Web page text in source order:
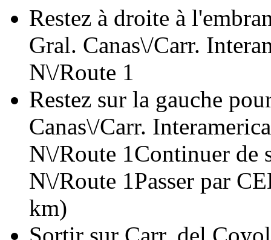
Restez à droite à
Gral. Canas\/Carr.
N\/Route 1
Restez sur la gauche
Canas\/Carr.
N\/Route 1Continuer de
N\/Route 1Passer par
km)